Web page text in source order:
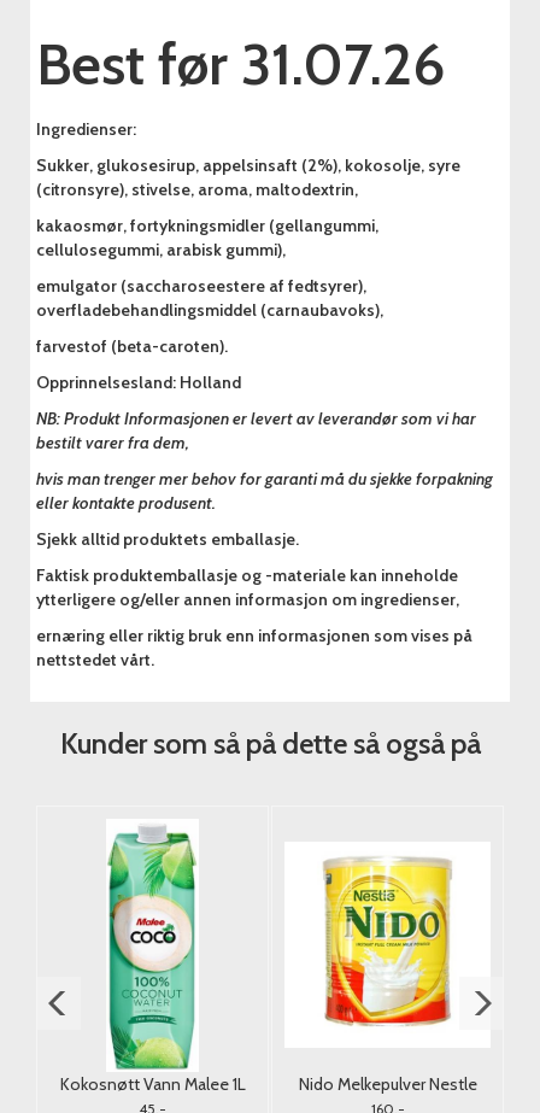
Best før 31.07.26
Ingredienser:
Sukker, glukosesirup, appelsinsaft (2%), kokosolje, syre
(citronsyre), stivelse, aroma, maltodextrin,
kakaosmør, fortykningsmidler (gellangummi,
cellulosegummi, arabisk gummi),
emulgator (saccharoseestere af fedtsyrer),
overfladebehandlingsmiddel (carnaubavoks),
farvestof (beta-caroten).
Opprinnelsesland: Holland
NB: Produkt Informasjonen er levert av leverandør som vi har
bestilt varer fra dem,
hvis man trenger mer behov for garanti må du sjekke forpakning
eller kontakte produsent.
Sjekk alltid produktets emballasje.
Faktisk produktemballasje og -materiale kan inneholde
ytterligere og/eller annen informasjon om ingredienser,
ernæring eller riktig bruk enn informasjonen som vises på
nettstedet vårt.
Kunder som så på dette så også på
Kokosnøtt Vann Malee 1L
45,-
Nido Melkepulver Nestle
400g. (Tørrmelk)
160,-